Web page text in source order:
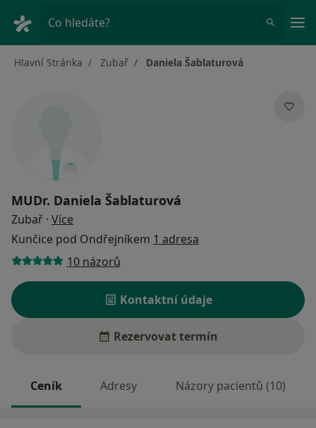
Co hledáte?
Hlavní Stránka Zubař Daniela Šablaturová
MUDr. Daniela Šablaturová
Zubař · Více
Kunčice pod Ondřejníkem 1 adresa
10 názorů
Kontaktní údaje
Rezervovat termín
Ceník Adresy Názory pacientů (10)